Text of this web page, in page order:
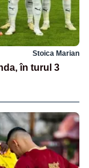
Stoica Marian
în turul 3